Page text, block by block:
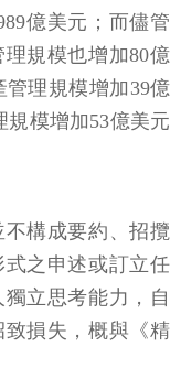
億美元；而儘管
規模也增加80億
管理規模增加39億
規模增加53億美元
不構成要約、招攬
之申述或訂立任
立思考能力，自
損失，概與《精